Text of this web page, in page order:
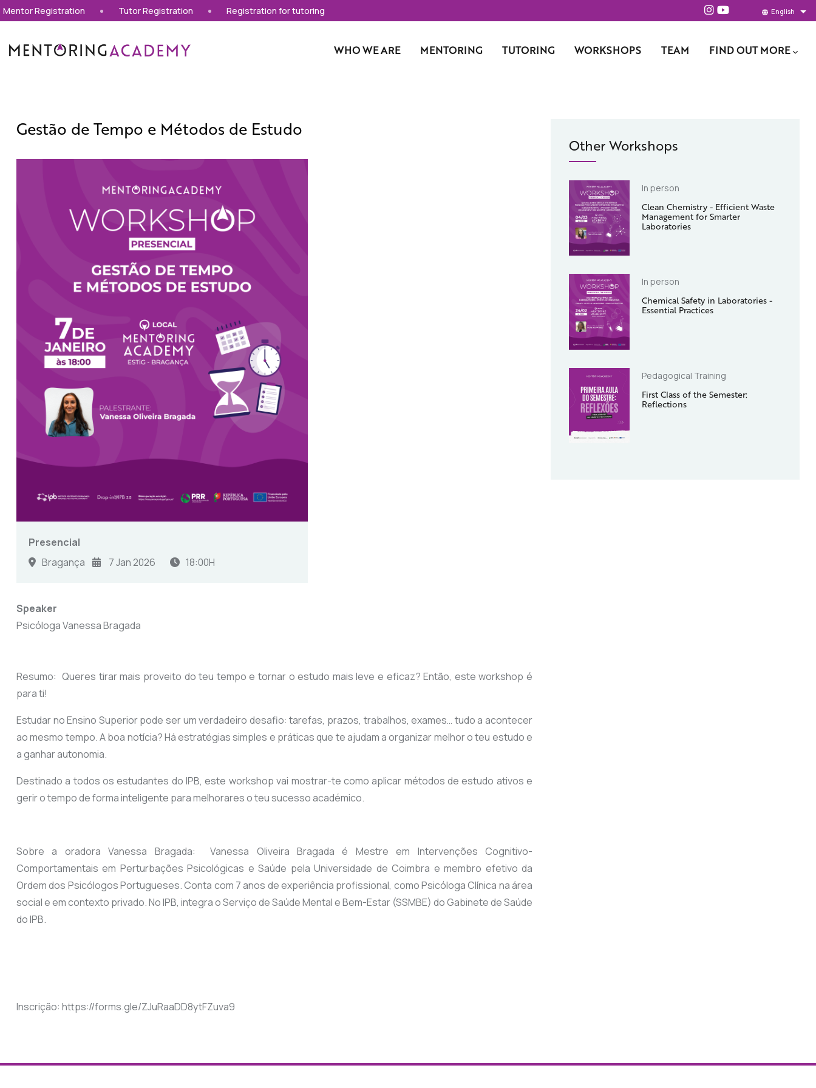
Skip to main content
Mentor Registration Tutor Registration Registration for tutoring English
WHO WE ARE MENTORING TUTORING WORKSHOPS TEAM FIND OUT MORE
Gestão de Tempo e Métodos de Estudo
Presencial
Bragança
7Jan2026 18:00H
Speaker
Psicóloga Vanessa Bragada
Resumo: Queres tirar mais proveito do teu tempo e tornar o estudo mais leve e eficaz? Então, este workshop é
para ti!
Estudar no Ensino Superior pode ser um verdadeiro desafio: tarefas, prazos, trabalhos, exames… tudo a acontecer
ao mesmo tempo. A boa notícia? Há estratégias simples e práticas que te ajudam a organizar melhor o teu estudo e
a ganhar autonomia.
Destinado a todos os estudantes do IPB, este workshop vai mostrar-te como aplicar métodos de estudo ativos e
gerir o tempo de forma inteligente para melhorares o teu sucesso académico.
Sobre a oradora Vanessa Bragada: Vanessa Oliveira Bragada é Mestre em Intervenções Cognitivo-
Comportamentais em Perturbações Psicológicas e Saúde pela Universidade de Coimbra e membro efetivo da
Ordem dos Psicólogos Portugueses. Conta com 7 anos de experiência profissional, como Psicóloga Clínica na área
social e em contexto privado. No IPB, integra o Serviço de Saúde Mental e Bem-Estar (SSMBE) do Gabinete de Saúde
do IPB.
Inscrição: https://forms.gle/ZJuRaaDD8ytFZuva9
Other Workshops
In person
Clean Chemistry - Efficient Waste
Management for Smarter
Laboratories
In person
Chemical Safety in Laboratories -
Essential Practices
Pedagogical Training
First Class of the Semester:
Reflections